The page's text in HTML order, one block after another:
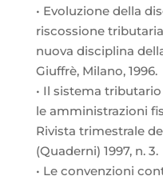
• Evoluzione della
riscossione
nuova disciplina
Giuffrè, Milano, 1996.
• Il sistema
le amministrazioni
Rivista trimestrale
(Quaderni) 1997, n. 3.
• Le convenzioni